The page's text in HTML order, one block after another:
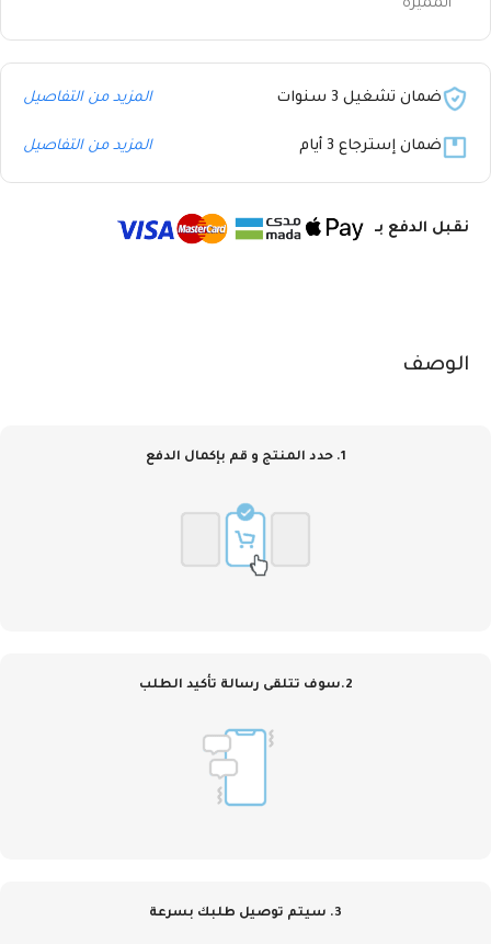
المميزة
ضمان تشغيل 3 سنوات المزيد من التفاصيل
ضمان إسترجاع 3 أيام المزيد من التفاصيل
نقبل الدفع بـ
الوصف
1. حدد المنتج و قم بإكمال الدفع
2.سوف تتلقى رسالة تأكيد الطلب
3. سيتم توصيل طلبك بسرعة